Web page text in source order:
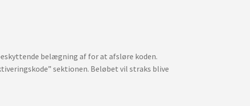
belægning af for at afsløre koden.
sektionen. Beløbet vil straks blive